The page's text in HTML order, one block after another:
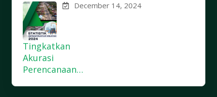
Tingkatkan
Akurasi
Perencanaan…
December 14, 2024